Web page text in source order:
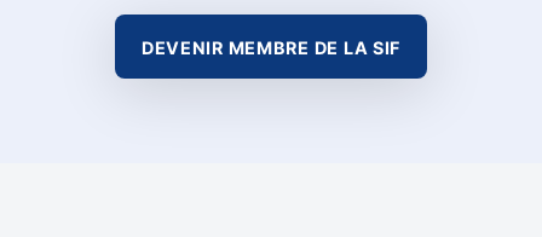
DEVENIR MEMBRE DE LA SIF